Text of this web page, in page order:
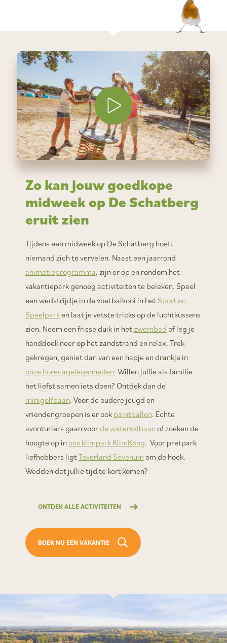
Zo kan jouw goedkope
midweek op De Schatberg
eruit zien
Tijdens een midweek op De Schatberg hoeft
niemand zich te vervelen. Naast een jaarrond
animatieprogramma, zijn er op en rondom het
vakantiepark genoeg activiteiten te beleven. Speel
een wedstrijdje in de voetbalkooi in hetSport en
Speelparken laat je vetste tricks op de luchtkussens
zien. Neem een frisse duik in hetzwembad of leg je
handdoek neer op het zandstrand en relax. Trek
gekregen, geniet dan van een hapje en drankje in
onze horecagelegenheden. Willen jullie als familie
het liefst samen iets doen? Ontdek dan de
minigolfbaan. Voor de oudere jeugd en
vriendengroepen is er ook paintballen. Echte
avonturiers gaan voorde waterskibaan of zoeken de
hoogte op inons klimpark KlimKong. Voor pretpark
liefhebbers ligtToverland Sevenum om de hoek.
Wedden dat jullie tijd te kort komen?
ONTDEK ALLE ACTIVITEITEN
BOEK NU EEN VAKANTIE